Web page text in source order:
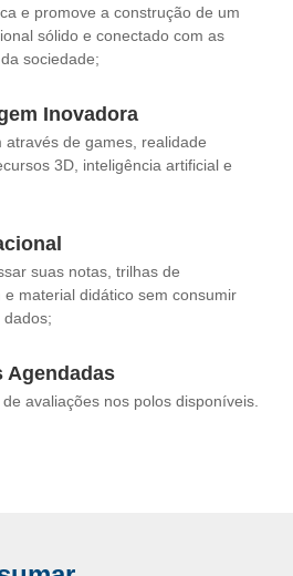
e promove a construção de um
sólido e conectado com as
sociedade;
Inovadora
através de games, realidade
3D, inteligência artificial e
suas notas, trilhas de
e material didático sem consumir
dados;
Agendadas
avaliações nos polos disponíveis.